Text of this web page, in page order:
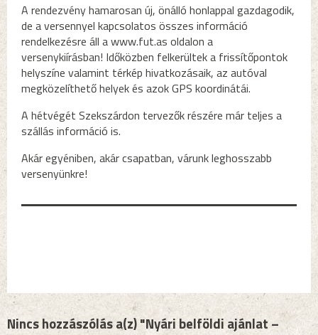
A rendezvény hamarosan új, önálló honlappal gazdagodik,
de a versennyel kapcsolatos összes információ
rendelkezésre áll a www.fut.as oldalon a
versenykiírásban! Időközben felkerültek a frissítőpontok
helyszíne valamint térkép hivatkozásaik, az autóval
megközelíthető helyek és azok GPS koordinátái.
A hétvégét Szekszárdon tervezők részére már teljes a
szállás információ is.
Akár egyéniben, akár csapatban, várunk leghosszabb
versenyünkre!
Nincs hozzászólás a(z) "Nyári belföldi ajánlat –